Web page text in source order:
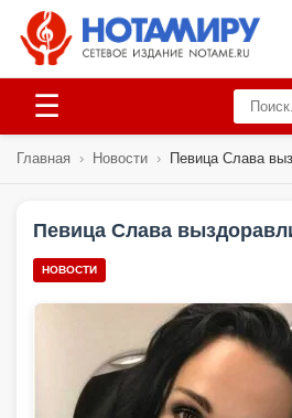
☰
Главная › Новости › Певица Слава
Певица Слава
НОВОСТИ